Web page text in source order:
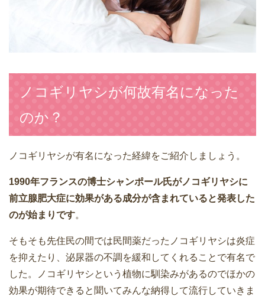
ノコギリヤシが何故有名になった
のか？
ノコギリヤシが有名になった経緯をご紹介しましょう。
1990年フランスの博士シャンポール氏がノコギリヤシに
前立腺肥大症に効果がある成分が含まれていると発表した
のが始まりです。
そもそも先住民の間では民間薬だったノコギリヤシは炎症
を抑えたり、泌尿器の不調を緩和してくれることで有名で
した。ノコギリヤシという植物に馴染みがあるのでほかの
効果が期待できると聞いてみんな納得して流行していきま